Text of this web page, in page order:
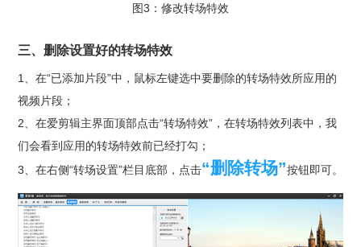
图3：修改转场特效
三、删除设置好的转场特效
1、在“已添加片段”中，鼠标左键选中要删除的转场特效所应用的
视频片段；
2、在爱剪辑主界面顶部点击“转场特效”，在转场特效列表中，我
们会看到应用的转场特效前已经打勾；
3、在右侧“转场设置”栏目底部，点击“删除转场”按钮即可。